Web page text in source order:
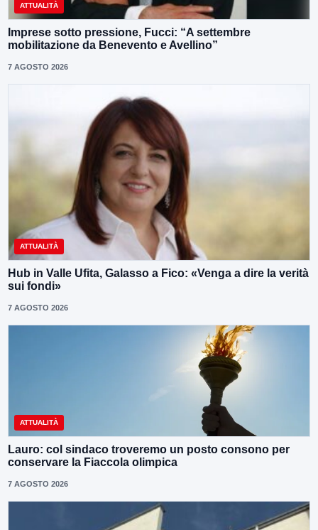
ATTUALITÀ
Imprese sotto pressione, Fucci: “A settembre
mobilitazione da Benevento e Avellino”
7 AGOSTO 2026
ATTUALITÀ
Hub in Valle Ufita, Galasso a Fico: «Venga a dire la verità
sui fondi»
7 AGOSTO 2026
ATTUALITÀ
Lauro: col sindaco troveremo un posto consono per
conservare la Fiaccola olimpica
7 AGOSTO 2026